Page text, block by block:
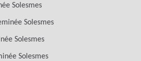
Solesmes
Solesmes
Solesmes
Solesmes